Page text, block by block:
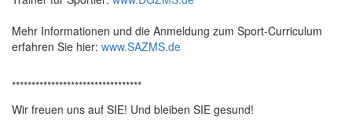
Mehr Informationen und die Anmeldung zum Sport-Curriculum
erfahren Sie hier: www.SAZMS.de
*********************************
Wir freuen uns auf SIE! Und bleiben SIE gesund!